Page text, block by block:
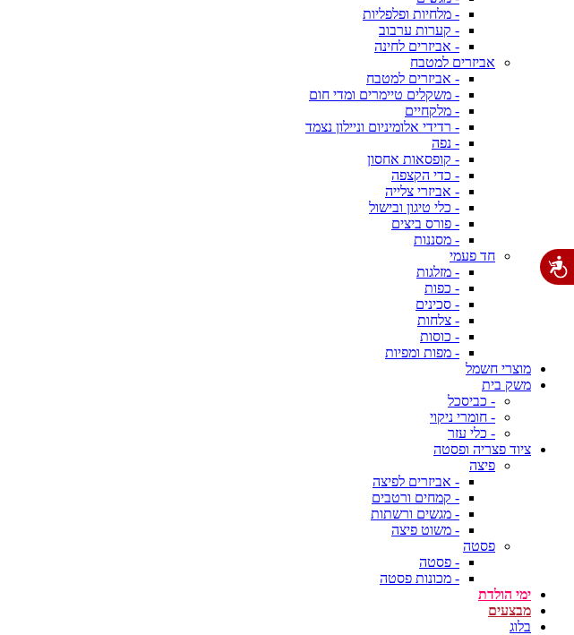
- מלחיות ופלפליות
- קערות ערבוב
- אביזרים לחינה
אביזרים למטבח
- אביזרים למטבח
- משקלים טיימרים ומדי חום
- מלקחיים
- רדידי אלומיניום וניילון נצמד
- נפה
- קופסאות אחסון
- כדי הקצפה
- אביזרי צלייה
- כלי טיגון ובישול
- פורס ביצים
- מסננות
חד פעמי
- מזלגות
- כפות
- סכינים
- צלחות
- כוסות
- מפות ומפיות
מוצרי חשמל
משק בית
- כביסכל
- חומרי ניקוי
- כלי עזר
ציוד פצריה ופסטה
פיצה
- אביזרים לפיצה
- קמחים ורטבים
- מגשים ורשתות
- משוט פיצה
פסטה
- פסטה
- מכונות פסטה
ימי הולדת
מבצעים
בלוג